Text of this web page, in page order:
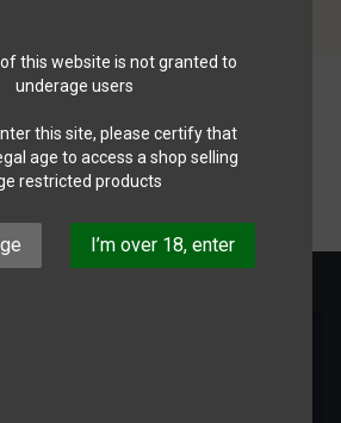
this website is not granted to
underage users
this site, please certify that
age to access a shop selling
restricted products
I’m over 18, enter
Privacidade